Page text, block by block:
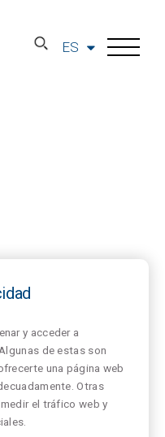
ES
y acceder a
de estas son
una página web
Otras
el tráfico web y